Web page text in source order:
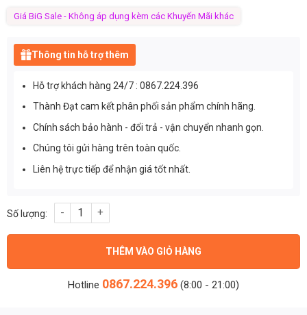
Giá BiG Sale - Không áp dụng kèm các Khuyến Mãi khác
Thông tin hỗ trợ thêm
Hỗ trợ khách hàng 24/7 : 0867.224.396
Thành Đạt cam kết phân phối sản phẩm chính hãng.
Chính sách bảo hành - đổi trả - vận chuyển nhanh gọn.
Chúng tôi gửi hàng trên toàn quốc.
Liên hệ trực tiếp để nhận giá tốt nhất.
Chip led COB 50W kiểu TF - Xanh da trời (Blue): Input 32Vdc số
THÊM VÀO GIỎ HÀNG
Hotline 0867.224.396 (8:00 - 21:00)